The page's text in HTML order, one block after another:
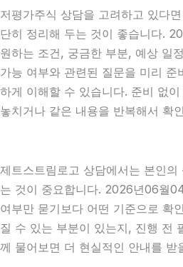
저평가주식 상담을 고려하고 있다
단히 정리해 두는 것이 좋습니다.
원하는 조건, 궁금한 부분, 예상 일
가능 여부와 관련된 질문을 미리
하게 이해할 수 있습니다. 준비 없
놓치거나 같은 내용을 반복해서 확
제트스트림로고 상담에서는 본인
는 것이 중요합니다. 2026년06월
여부만 묻기보다 어떤 기준으로 확
질 수 있는 부분이 있는지, 진행 전
께 물어보면 더 현실적인 안내를 받